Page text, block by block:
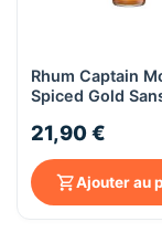
Rhum Captain
Spiced Gold
21,90 €
Ajouter au